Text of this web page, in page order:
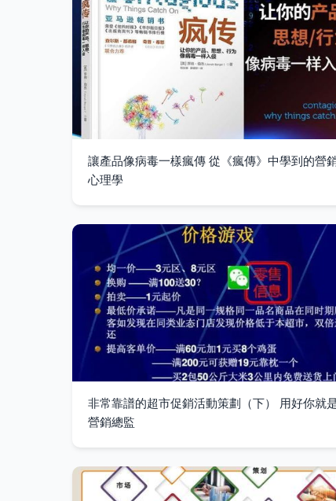
讓產品像病毒一樣瘋傳 從《瘋傳》中學到的營
心理學
非常靠譜的超市促銷活動策劃（下） 用好你就
營銷總監